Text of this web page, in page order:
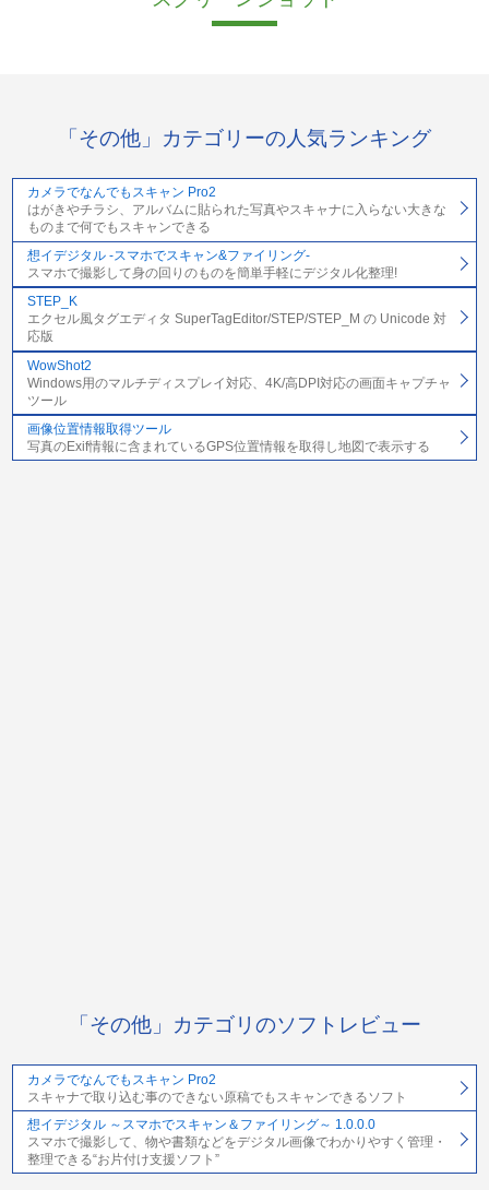
「その他」カテゴリーの人気ランキング
カメラでなんでもスキャン Pro2
はがきやチラシ、アルバムに貼られた写真やスキャナに入らない大きな
ものまで何でもスキャンできる
想イデジタル -スマホでスキャン&ファイリング-
スマホで撮影して身の回りのものを簡単手軽にデジタル化整理!
STEP_K
エクセル風タグエディタ SuperTagEditor/STEP/STEP_M の Unicode 対
応版
WowShot2
Windows用のマルチディスプレイ対応、4K/高DPI対応の画面キャプチャ
ツール
画像位置情報取得ツール
写真のExif情報に含まれているGPS位置情報を取得し地図で表示する
「その他」カテゴリのソフトレビュー
カメラでなんでもスキャン Pro2
スキャナで取り込む事のできない原稿でもスキャンできるソフト
想イデジタル ～スマホでスキャン＆ファイリング～ 1.0.0.0
スマホで撮影して、物や書類などをデジタル画像でわかりやすく管理・
整理できる“お片付け支援ソフト”